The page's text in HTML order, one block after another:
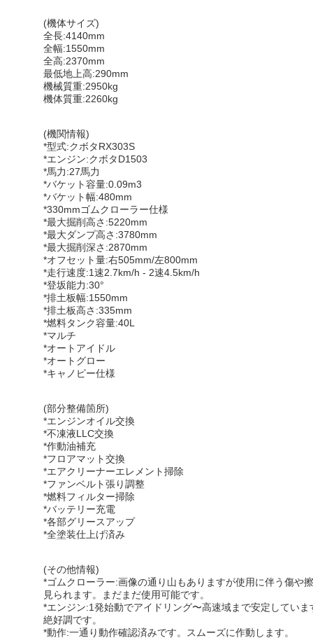
(機体サイズ)
全長:4140mm
全幅:1550mm
全高:2370mm
最低地上高:290mm
機械質重:2950kg
機体質重:2260kg
(機関情報)
*型式:クボタRX303S
*エンジン:クボタD1503
*馬力:27馬力
*バケット容量:0.09m3
*バケット幅:480mm
*330mmゴムクローラー仕様
*最大掘削高さ:5220mm
*最大ダンプ高さ:3780mm
*最大掘削深さ:2870mm
*オフセット量:右505mm/左800mm
*走行速度:1速2.7km/h - 2速4.5km/h
*登坂能力:30°
*排土板幅:1550mm
*排土板高さ:335mm
*燃料タンク容量:40L
*マルチ
*オートアイドル
*オートグロー
*キャノピー仕様
(部分整備箇所)
*エンジンオイル交換
*不凍液LLC交換
*作動油補充
*フロアマット交換
*エアクリーナーエレメント掃除
*ファンベルト張り調整
*燃料フィルター掃除
*バッテリー充電
*各部グリースアップ
*全塗装仕上げ済み
(その他情報)
*ゴムクローラー:画像の通り山もありますが使用に伴う傷や
見られます。まだまだ使用可能です。
*エンジン:1発始動でアイドリング〜高速域まで安定していま
絶好調です。
*動作:一通り動作確認済みです。スムーズに作動します。